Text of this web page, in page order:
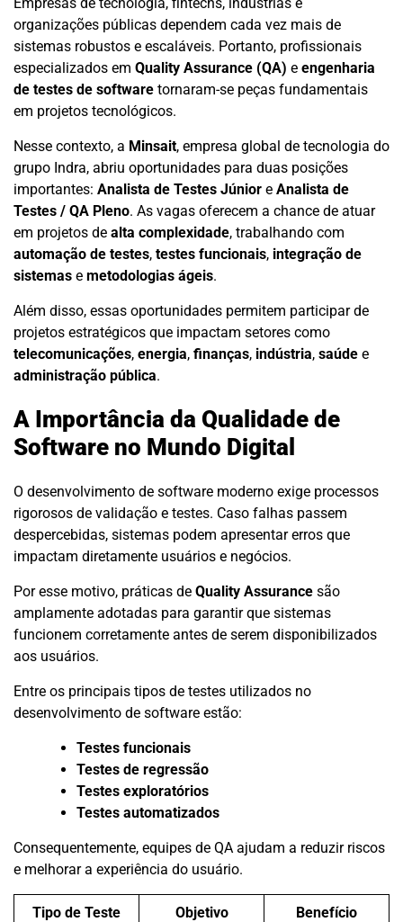
organizações públicas dependem cada vez mais de
sistemas robustos e escaláveis. Portanto, profissionais
especializados em Quality Assurance (QA) e engenharia
de testes de software tornaram-se peças fundamentais
em projetos tecnológicos.
Nesse contexto, a Minsait, empresa global de tecnologia do
grupo Indra, abriu oportunidades para duas posições
importantes: Analista de Testes Júnior e Analista de
Testes / QA Pleno. As vagas oferecem a chance de atuar
em projetos de alta complexidade, trabalhando com
automação de testes, testes funcionais, integração de
sistemas e metodologias ágeis.
Além disso, essas oportunidades permitem participar de
projetos estratégicos que impactam setores como
telecomunicações, energia, finanças, indústria, saúde e
administração pública.
A Importância da Qualidade de
Software no Mundo Digital
O desenvolvimento de software moderno exige processos
rigorosos de validação e testes. Caso falhas passem
despercebidas, sistemas podem apresentar erros que
impactam diretamente usuários e negócios.
Por esse motivo, práticas de Quality Assurance são
amplamente adotadas para garantir que sistemas
funcionem corretamente antes de serem disponibilizados
aos usuários.
Entre os principais tipos de testes utilizados no
desenvolvimento de software estão:
Testes funcionais
Testes de regressão
Testes exploratórios
Testes automatizados
Consequentemente, equipes de QA ajudam a reduzir riscos
e melhorar a experiência do usuário.
Tipo de Teste Objetivo Benefício